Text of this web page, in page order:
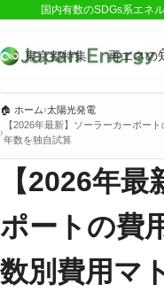
国内有数のSDGs系エネ
東京都特集 再エネの
🏠 ホーム›太陽光発電
›
【2026年最新】ソーラーカーポー
年数を独自試算
【2026年
ポートの費
数別費用マ